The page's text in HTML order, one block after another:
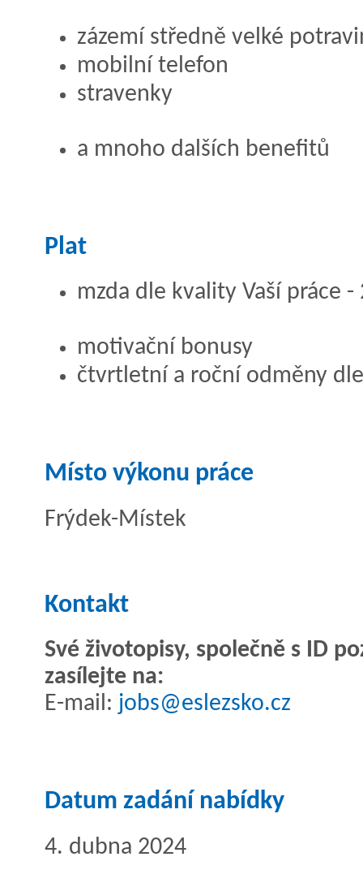
zázemí středně velké
mobilní telefon
stravenky
a mnoho dalších benefitů
Plat
mzda dle kvality Vaší práce -
motivační bonusy
čtvrtletní a roční odměny
Místo výkonu práce
Frýdek-Místek
Kontakt
Své životopisy, společně s ID
zasílejte na:
E-mail: jobs@eslezsko.cz
Datum zadání nabídky
4. dubna 2024